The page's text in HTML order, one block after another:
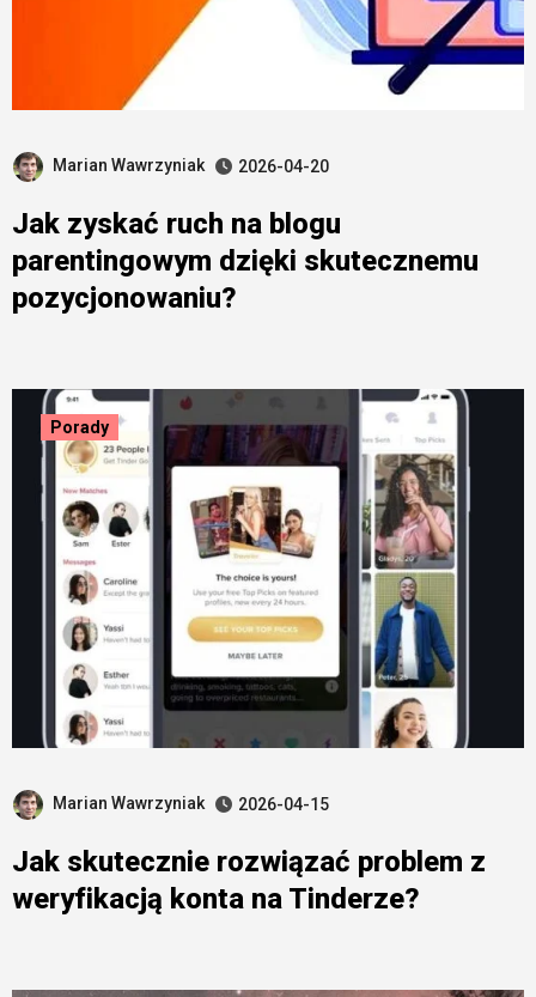
Marian Wawrzyniak 2026-04-20
Jak zyskać ruch na blogu
parentingowym dzięki skutecznemu
pozycjonowaniu?
Porady
Marian Wawrzyniak 2026-04-15
Jak skutecznie rozwiązać problem z
weryfikacją konta na Tinderze?